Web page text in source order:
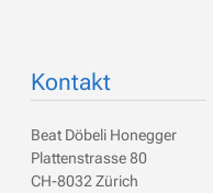
Kontakt
Beat Döbeli Honegger
Plattenstrasse 80
CH-8032 Zürich